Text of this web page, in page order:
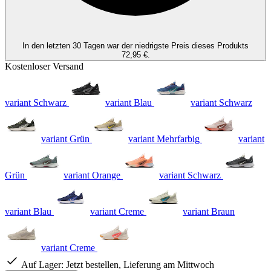
In den letzten 30 Tagen war der niedrigste Preis dieses Produkts
72,95 €.
Kostenloser Versand
variant Schwarz variant Blau variant Schwarz
variant Grün variant Mehrfarbig variant
Grün variant Orange variant Schwarz
variant Blau variant Creme variant Braun
variant Creme
Auf Lager: Jetzt bestellen, Lieferung am Mittwoch